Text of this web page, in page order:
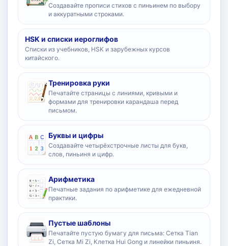
Создавайте прописи стихов с пиньинем по выбору
и аккуратными строками.
HSK и списки иероглифов
Списки из учебников, HSK и зарубежных курсов
китайского.
Тренировка руки
Печатайте страницы с линиями, кривыми и
формами для тренировки карандаша перед
письмом.
Буквы и цифры
Создавайте четырёхстрочные листы для букв,
слов, пиньиня и цифр.
Арифметика
Печатные задания по арифметике для ежедневной
практики.
Пустые шаблоны
Печатайте пустую бумагу для письма: Сетка Tian
Zi, Сетка Mi Zi, Клетка Hui Gong и линейки пиньиня.